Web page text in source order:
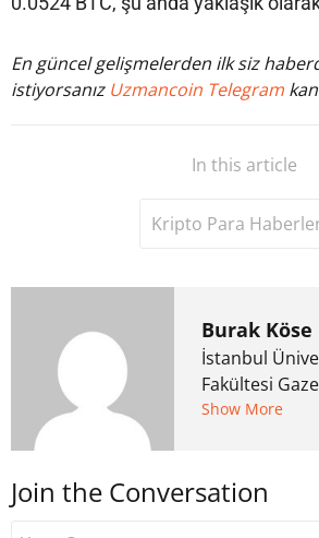
En güncel gelişmelerden ilk siz
istiyorsanız Uzmancoin Telegram
In this article
Kripto Para
Burak Köse
İstanbul
Fakültesi
mezunu. 6 yıl
kurdu.
Show More
Join the Conversation